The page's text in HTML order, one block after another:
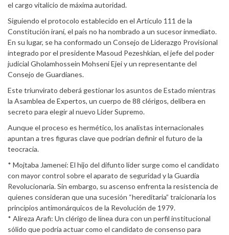
el cargo vitalicio de máxima autoridad.
Siguiendo el protocolo establecido en el Artículo 111 de la
Constitución iraní, el país no ha nombrado a un sucesor inmediato.
En su lugar, se ha conformado un Consejo de Liderazgo Provisional
integrado por el presidente Masoud Pezeshkian, el jefe del poder
judicial Gholamhossein Mohseni Ejei y un representante del
Consejo de Guardianes.
Este triunvirato deberá gestionar los asuntos de Estado mientras
la Asamblea de Expertos, un cuerpo de 88 clérigos, delibera en
secreto para elegir al nuevo Líder Supremo.
Aunque el proceso es hermético, los analistas internacionales
apuntan a tres figuras clave que podrían definir el futuro de la
teocracia.
* Mojtaba Jameneí: El hijo del difunto líder surge como el candidato
con mayor control sobre el aparato de seguridad y la Guardia
Revolucionaria. Sin embargo, su ascenso enfrenta la resistencia de
quienes consideran que una sucesión “hereditaria” traicionaría los
principios antimonárquicos de la Revolución de 1979.
* Alireza Arafi: Un clérigo de línea dura con un perfil institucional
sólido que podría actuar como el candidato de consenso para